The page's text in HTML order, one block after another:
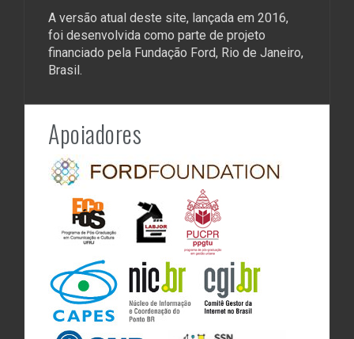
A versão atual deste site, lançada em 2016,
foi desenvolvida como parte de projeto
financiado pela Fundação Ford, Rio de Janeiro,
Brasil.
Apoiadores